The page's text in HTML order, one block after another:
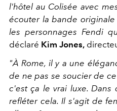
l'hôtel au Colisée avec
écouter la bande
les personnages Fendi
déclaré Kim Jones,
"À Rome, il y a une
de ne pas se soucier de
c'est ça le vrai luxe. Dans
refléter cela. Il s'agit de